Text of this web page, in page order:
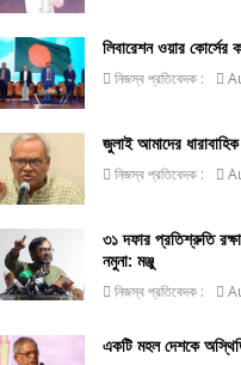
লিবারেশন ওয়ার
নিজস্ব প্রতিবেদক :
জুলাই আমাদের
নিজস্ব প্রতিবেদক :
৩১ দফার প্রতিশ্রুতি
নমুনা: মঞ্জু
নিজস্ব প্রতিবেদক :
একটি মহল দেশকে